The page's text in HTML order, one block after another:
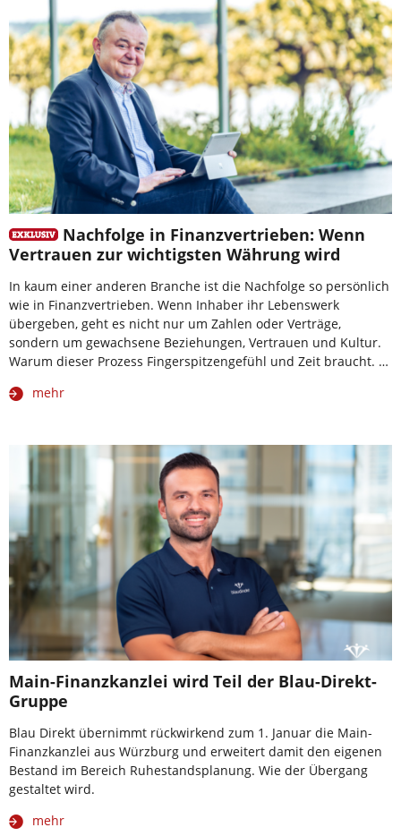
Nachfolge in Finanzvertrieben: Wenn
Vertrauen zur wichtigsten Währung wird
In kaum einer anderen Branche ist die Nachfolge so persönlich
wie in Finanzvertrieben. Wenn Inhaber ihr Lebenswerk
übergeben, geht es nicht nur um Zahlen oder Verträge,
sondern um gewachsene Beziehungen, Vertrauen und Kultur.
Warum dieser Prozess Fingerspitzengefühl und Zeit braucht. …
mehr
Main-Finanzkanzlei wird Teil der Blau-Direkt-
Gruppe
Blau Direkt übernimmt rückwirkend zum 1. Januar die Main-
Finanzkanzlei aus Würzburg und erweitert damit den eigenen
Bestand im Bereich Ruhestandsplanung. Wie der Übergang
gestaltet wird.
mehr